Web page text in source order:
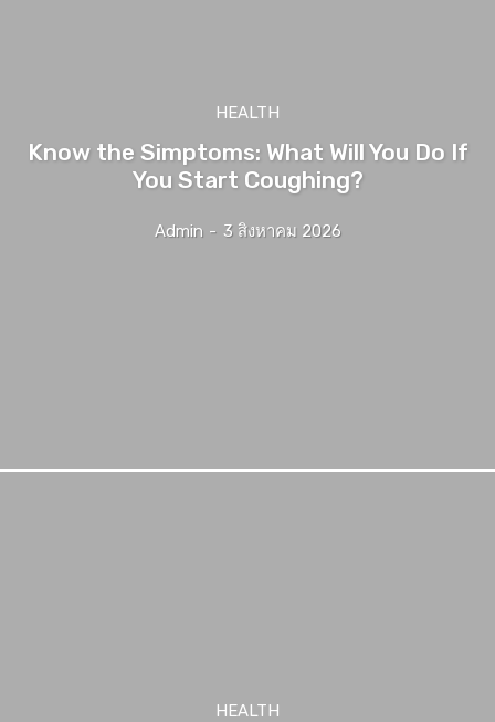
HEALTH
Know the Simptoms: What Will You Do If
You Start Coughing?
Admin - 3 สิงหาคม 2026
HEALTH